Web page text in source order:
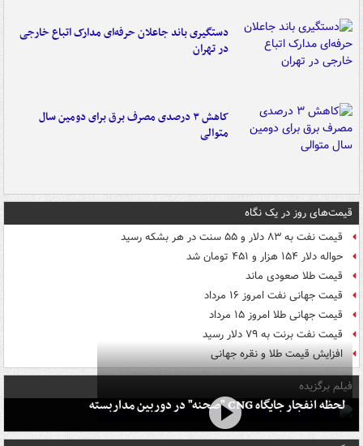
دستگیری باند جاعلان حرفه‌ای مدارک اتباع خارجی
در تهران
کاهش ۳ درصدی مصرف برق برای دومین سال
متوالی
قیمت‌های روز در یک نگاه
قیمت نفت به ۸۳ دلار و ۵۵ سنت در هر بشکه رسید
حواله دلار ۱۵۴ هزار و ۴۵۱ تومان شد
قیمت طلا صعودی ماند
قیمت جهانی نفت امروز ۱۶ مرداد
قیمت جهانی طلا امروز ۱۵ مرداد
قیمت نفت برنت به ۷۹ دلار رسید
افزایش قیمت طلا و نقره جهانی
فیلم برگزیده
لحظه انفجار جایگاه CNG "صحنه" در دوربین مداربسته